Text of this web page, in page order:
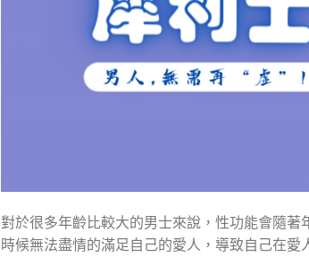
對於很多年齡比較大的男士來說，性功能會隨
時候無法盡情的滿足自己的愛人，導致自己在